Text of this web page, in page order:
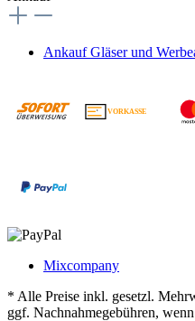
Ankauf Gläser und
VORKASSE
Mixcompany
* Alle Preise inkl. gesetzl.
ggf. Nachnahmegebühren,